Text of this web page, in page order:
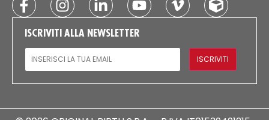
ISCRIVITI ALLA NEWSLETTER
EMAIL
ISCRIVITI